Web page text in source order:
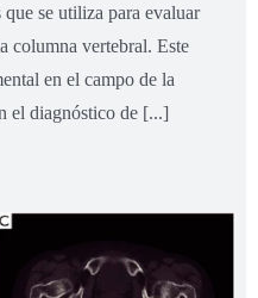
se utiliza para evaluar
columna vertebral. Este
en el campo de la
el diagnóstico de [...]